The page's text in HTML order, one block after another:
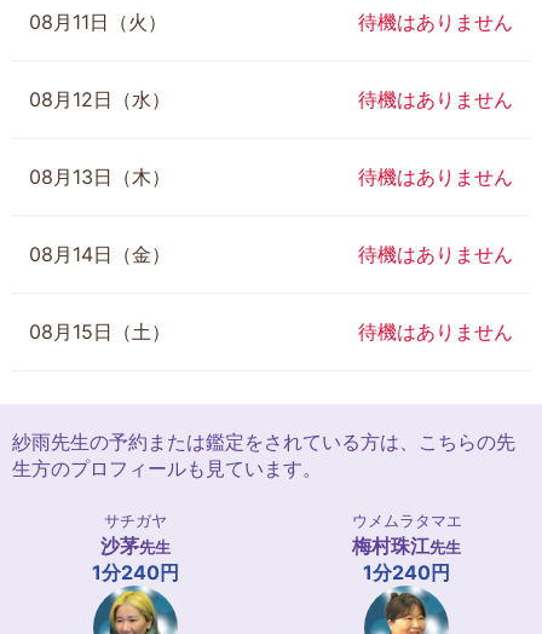
08月11日（火） 待機はありません
08月12日（水） 待機はありません
08月13日（木） 待機はありません
08月14日（金） 待機はありません
08月15日（土） 待機はありません
紗雨先生の予約または鑑定をされている方は、こちらの先
生方のプロフィールも見ています。
サチガヤ
沙茅先生
1分240円
ウメムラタマエ
梅村珠江先生
1分240円